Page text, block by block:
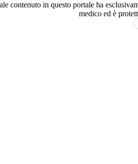
contenuto in questo portale ha
medico ed è